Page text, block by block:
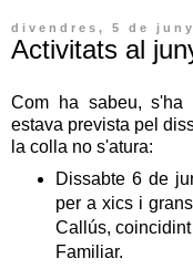
divendres, 5 de
Activitats al
Com ha sabeu,
estava prevista pel
la colla no s'atura:
Dissabte 6 de
per a xics i
Callús,
Familiar.